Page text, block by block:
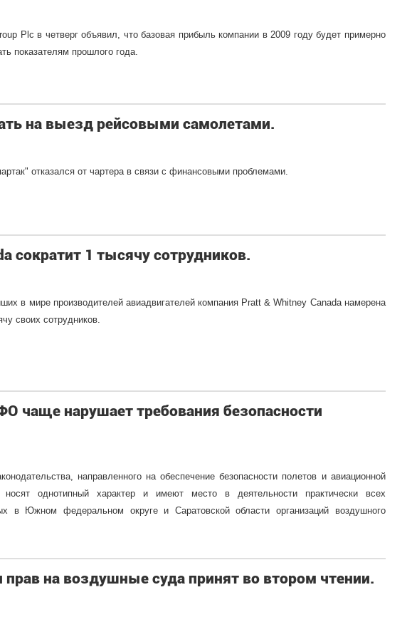
Plc в четверг объявил, что базовая прибыль компании в 2009 году будет примерно
показателям прошлого года.
на выезд рейсовыми самолетами.
отказался от чартера в связи с финансовыми проблемами.
сократит 1 тысячу сотрудников.
в мире производителей авиадвигателей компания Pratt & Whitney Canada намерена
своих сотрудников.
чаще нарушает требования безопасности
направленного на обеспечение безопасности полетов и авиационной
носят однотипный характер и имеют место в деятельности практически всех
в Южном федеральном округе и Саратовской области организаций воздушного
прав на воздушные суда принят во втором чтении.